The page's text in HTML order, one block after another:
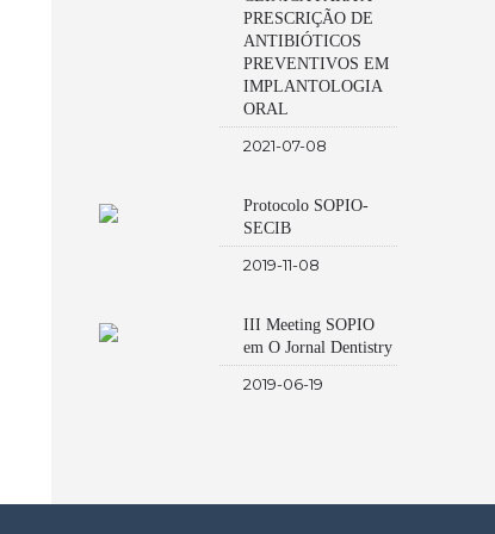
PRESCRIÇÃO DE
ANTIBIÓTICOS
PREVENTIVOS EM
IMPLANTOLOGIA
ORAL
2021-07-08
Protocolo SOPIO-
SECIB
2019-11-08
III Meeting SOPIO
em O Jornal Dentistry
2019-06-19